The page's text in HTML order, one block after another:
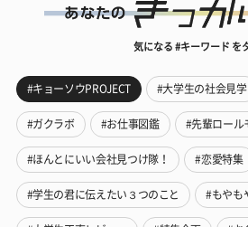
気になる #キーワード を
#キョーソウPROJECT #大学生の社会見学
#ガクラボ #お仕事図鑑 #先輩ロール
#ほんとにいい会社見つけ隊！ #恋愛特集
#学生の君に伝えたい３つのこと #もやも